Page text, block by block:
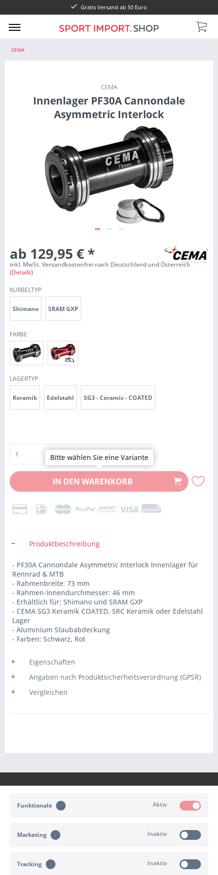
Gratis Versand ab 50 Euro
CEMA
CEMA
Innenlager PF30A Cannondale
Asymmetric Interlock
ab 129,95 € *
inkl. MwSt. Versandkostenfrei nach Deutschland und Österreich
(Details)
KURBELTYP
Shimano SRAM GXP
FARBE
LAGERTYP
Keramik Edelstahl SG3 - Ceramic - COATED
IN DEN WARENKORB
Produktbeschreibung
- PF30A Cannondale Asymmetric Interlock Innenlager für
Rennrad & MTB
- Rahmenbreite: 73 mm
- Rahmen-Innendurchmesser: 46 mm
- Erhältlich für: Shimano und SRAM GXP
- CEMA SG3 Keramik COATED, SRC Keramik oder Edelstahl
Lager
- Aluminium Staubabdeckung
- Farben: Schwarz, Rot
Eigenschaften
Angaben nach Produktsicherheitsverordnung (GPSR)
Vergleichen
INFORMATIONEN
Funktionale Aktiv
Marketing Inaktiv
Tracking Inaktiv
Bitte wählen Sie eine Variante